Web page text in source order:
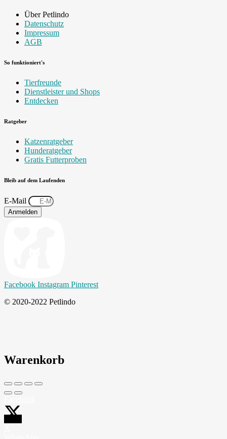
Über Petlindo
Datenschutz
Impressum
AGB
So funktioniert's
Tierfreunde
Dienstleister und Shops
Entdecken
Ratgeber
Katzenratgeber
Hunderatgeber
Gratis Futterproben
Bleib auf dem Laufenden
E-Mail
Anmelden
Facebook Instagram Pinterest
© 2020-2022 Petlindo
Warenkorb